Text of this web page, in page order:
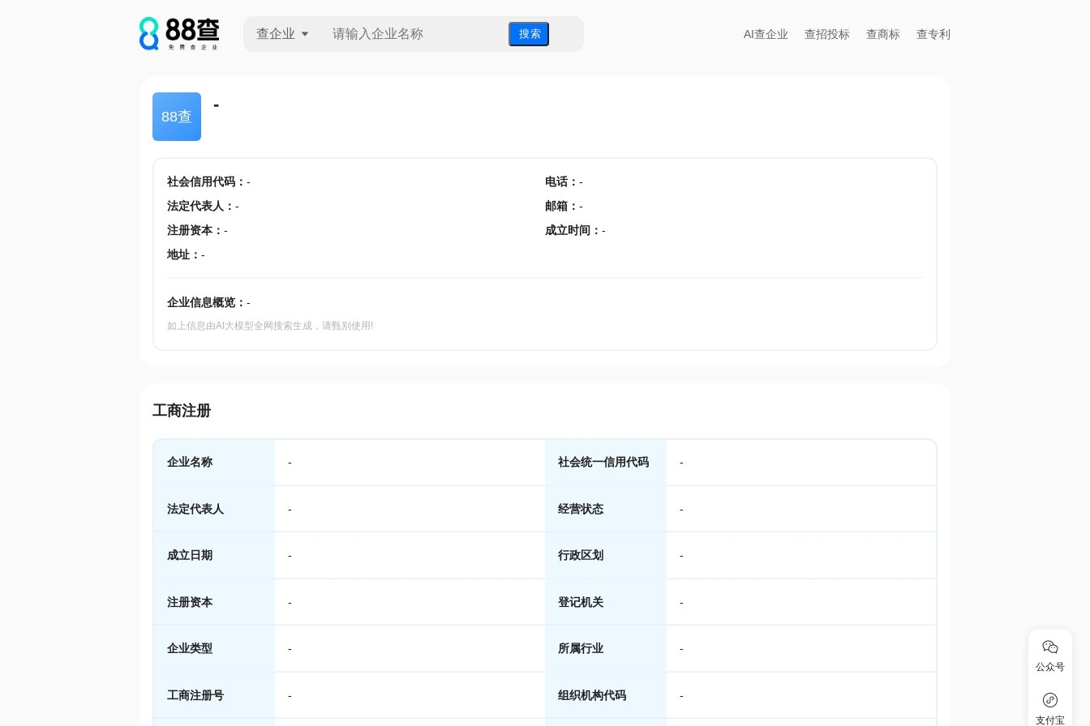
查企业 搜 索 AI查企业 查招投标 查商标 查专利
88查
-
社会信用代码： - 电话： -
法定代表人 ： - 邮箱 ： -
注册资本： - 成立时间 ： -
地址： -
企业信息概览： -
如上信息由AI大模型全网搜索生成，请甄别使用!
工商注册
企业名称 - 社会统一信用代码 -
法定代表人 - 经营状态 -
成立日期 - 行政区划 -
注册资本 - 登记机关 -
企业类型 - 所属行业 -
工商注册号 - 组织机构代码 -
公众号
支付宝